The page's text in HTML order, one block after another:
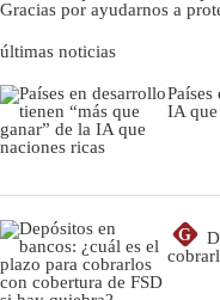
Gracias por ayudarnos a
últimas noticias
IA que
G